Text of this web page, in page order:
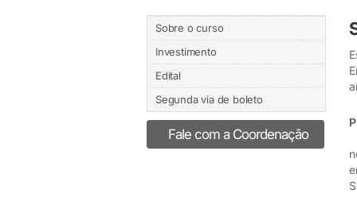
Sobre o curso
Investimento
Edital
Segunda via de boleto
Fale com a Coordenação